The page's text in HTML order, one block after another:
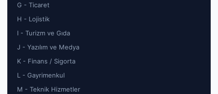
G - Ticaret
H - Lojistik
I - Turizm ve Gıda
J - Yazılım ve Medya
K - Finans / Sigorta
L - Gayrimenkul
M - Teknik Hizmetler